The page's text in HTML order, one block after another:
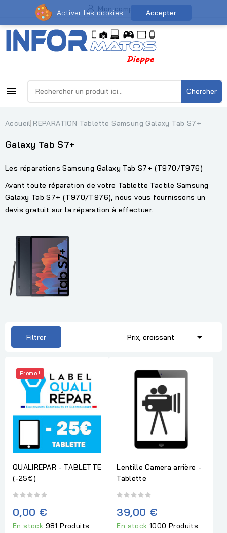
Mon compte
 Chercher
Accueil REPARATION Tablette Samsung Galaxy Tab S7+
Galaxy Tab S7+
Les réparations Samsung Galaxy Tab S7+ (T970/T976)
Avant toute réparation de votre Tablette Tactile Samsung
Galaxy Tab S7+ (T970/T976), nous vous fournissons un
devis gratuit sur la réparation à effectuer.
Filtrer Prix, croissant 
Promo !
QUALIREPAR - TABLETTE
(-25€)
0,00 €
En stock 981 Produits
Lentille Camera arrière -
Tablette
39,00 €
En stock1000 Produits
Activer les cookies Accepter